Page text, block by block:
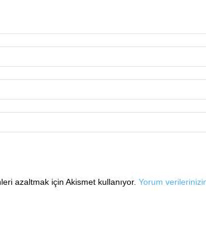
azaltmak için Akismet kullanıyor. Yorum